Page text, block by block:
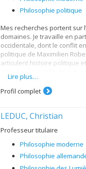
Enfin, j'ai entamé une
l'Académie de Berlin,
les débats de
enjeux essentiels de
l'action, des
Philosophie politique
Mes recherches portent sur
domaines. Je travaille en
occidentale, dont le conflit
politique de Maximilien
articulent histoire politique
Lire plus…
Profil complet
LEDUC, Christian
Professeur titulaire
Philosophie moderne
Philosophie